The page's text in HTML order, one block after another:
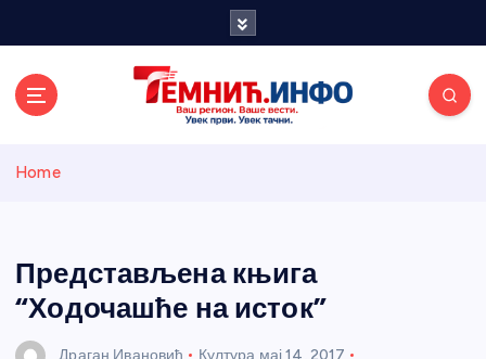
и портал
Home
Представљена књига
“Ходочашће на исток”
Драган Ивановић Култура мај 14, 2017